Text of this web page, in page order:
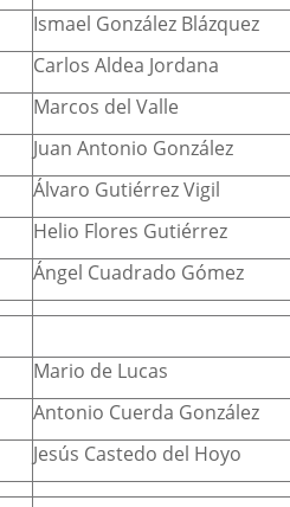
Ismael González Blázquez
Carlos Aldea Jordana
Marcos del Valle
Juan Antonio González
Álvaro Gutiérrez Vigil
Helio Flores Gutiérrez
Ángel Cuadrado Gómez
Mario de Lucas
Antonio Cuerda González
Jesús Castedo del Hoyo